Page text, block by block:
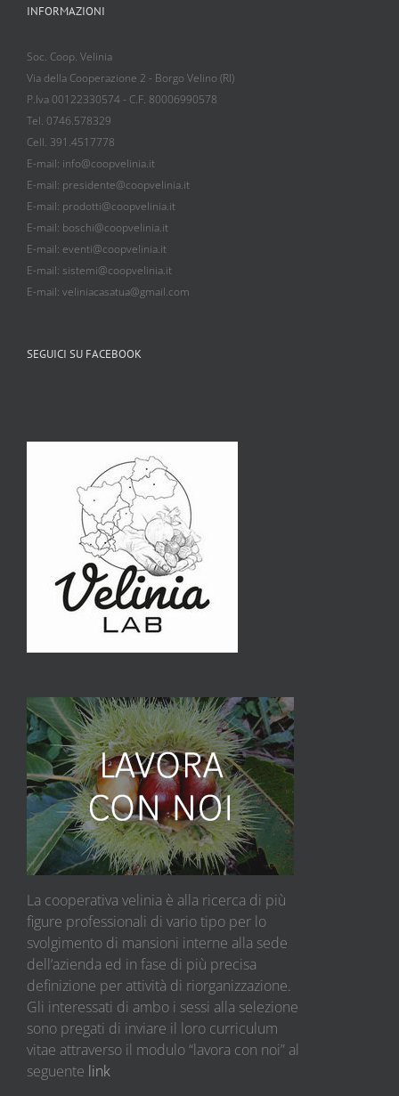
INFORMAZIONI
Soc. Coop. Velinia
Via della Cooperazione 2 - Borgo Velino (RI)
P.Iva 00122330574 - C.F. 80006990578
Tel. 0746.578329
Cell. 391.4517778
E-mail: info@coopvelinia.it
E-mail: presidente@coopvelinia.it
E-mail: prodotti@coopvelinia.it
E-mail: boschi@coopvelinia.it
E-mail: eventi@coopvelinia.it
E-mail: sistemi@coopvelinia.it
E-mail: veliniacasatua@gmail.com
SEGUICI SU FACEBOOK
La cooperativa velinia è alla ricerca di più
figure professionali di vario tipo per lo
svolgimento di mansioni interne alla sede
dell’azienda ed in fase di più precisa
definizione per attività di riorganizzazione.
Gli interessati di ambo i sessi alla selezione
sono pregati di inviare il loro curriculum
vitae attraverso il modulo “lavora con noi” al
seguente link